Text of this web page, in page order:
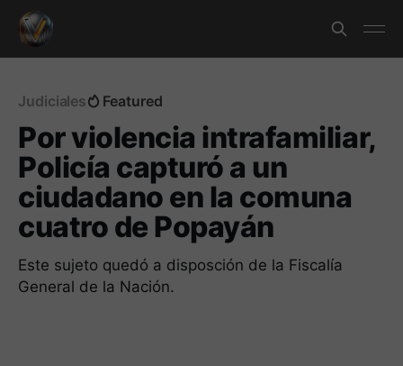
Judiciales Featured
Por violencia intrafamiliar,
Policía capturó a un
ciudadano en la comuna
cuatro de Popayán
Este sujeto quedó a disposción de la Fiscalía
General de la Nación.